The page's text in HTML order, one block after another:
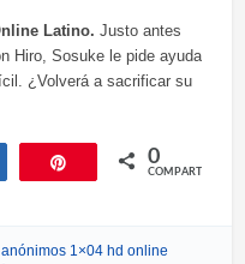
Latino. Justo antes
Hiro, Sosuke le pide ayuda
¿Volverá a sacrificar su
Compartir 0
COMPARTIR
1×04 hd online